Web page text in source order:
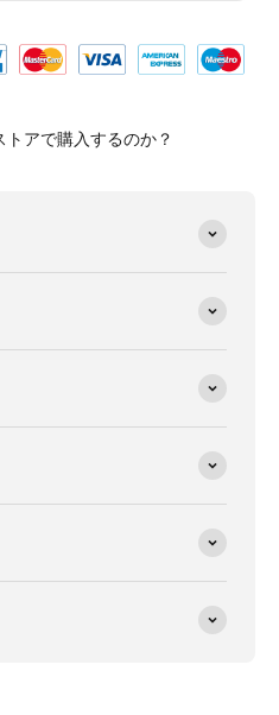
トアで購入するのか？